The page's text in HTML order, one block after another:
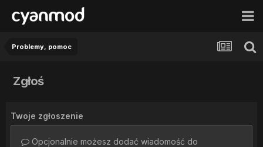
Problemy, pomoc
Zgłoś
Twoje zgłoszenie
Opcjonalnie możesz dodać wiadomość do